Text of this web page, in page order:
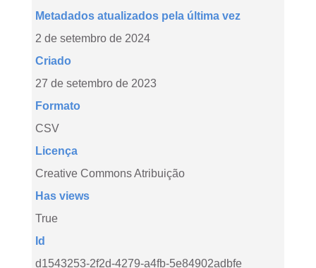
Metadados atualizados pela última vez
2 de setembro de 2024
Criado
27 de setembro de 2023
Formato
CSV
Licença
Creative Commons Atribuição
Has views
True
Id
d1543253-2f2d-4279-a4fb-5e84902adbfe